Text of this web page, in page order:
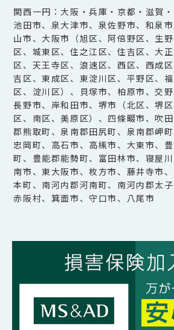
関西一円：大阪・兵庫・京都・滋賀
池田市、泉大津市、泉佐野市、和泉
山市、大阪市（旭区、阿倍野区、生
区、城東区、住之江区、住吉区、大
区、天王寺区、浪速区、西区、西成
吉区、東成区、東淀川区、平野区、
区、淀川区）、貝塚市、柏原市、交
長野市、岸和田市、堺市（北区、堺
区、南区、美原区）、四條畷市、吹
郡熊取町、泉南郡田尻町、泉南郡岬
忠岡町、高石市、高槻市、大東市、
町、豊能郡能勢町、富田林市、寝屋
南市、東大阪市、枚方市、藤井寺市
本町、南河内郡河南町、南河内郡太
赤阪村、箕面市、守口市、八尾市